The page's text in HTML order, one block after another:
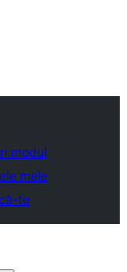
modul
mele
te